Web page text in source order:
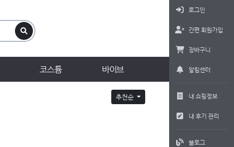
코스튬 바이브
로그인
간편 회원가입
장바구니
알림센터
내 쇼핑정보
내 후기 관리
블로그
추천순